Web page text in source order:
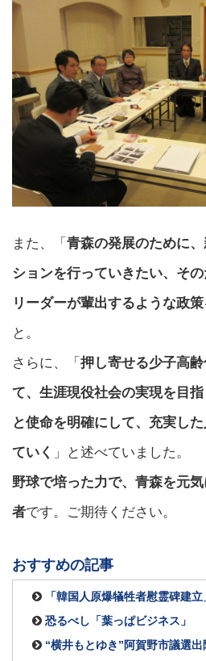
また、「 青森の発展のために
ションを行っていきたい、そ
リーダーが輩出するような政
と。
さらに、「 押し寄せる少子高
て、生涯現役社会の実現を目
と使命を明確にして、充実し
ていく 」と述べていました。
野球で培った力で、青森を元
者です。ご期待ください。
おすすめの記事
「韓国人原爆犠牲者慰霊碑建
恐るべし「葉っぱビジネス」
“横井もとゆき”阿賀野市議選出